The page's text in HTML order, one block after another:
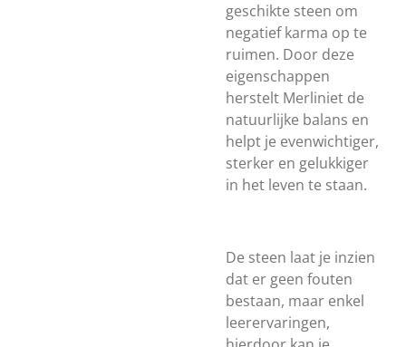
geschikte steen om
negatief karma op te
ruimen. Door deze
eigenschappen
herstelt Merliniet de
natuurlijke balans en
helpt je evenwichtiger,
sterker en gelukkiger
in het leven te staan.
De steen laat je inzien
dat er geen fouten
bestaan, maar enkel
leerervaringen,